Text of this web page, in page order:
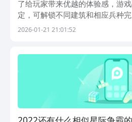
了给玩家带来优越的体验感，游
定，可解锁不同建筑和相应兵种
争霸的手游有哪些？众多小伙伴都
时...
2026-01-21 21:01:52